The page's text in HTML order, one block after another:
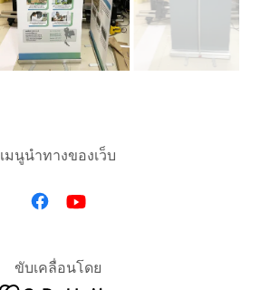
เมนูนำทางของเว็บ
ขับเคลื่อนโดย